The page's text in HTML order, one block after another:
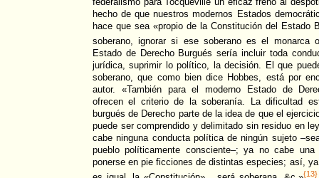
hecho de que nuestros modernos Estados
hace que sea «propio de la Constitución del Estado
soberano, ignorar si ese soberano es el monarca
Estado de Derecho Burgués sería incluir toda
jurídica, suprimir lo político, la decisión. El que
soberano, que como bien dice Hobbes, está por
autor. «También para el moderno Estado de
ofrecen el criterio de la soberanía. La dificultad
burgués de Derecho parte de la idea de que el
puede ser comprendido y delimitado sin residuo en
cabe ninguna conducta política de ningún sujeto
pueblo políticamente consciente–; ya no cabe
ponerse en pie ficciones de distintas especies; así,
{13}